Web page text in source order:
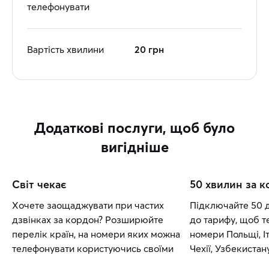
телефонувати
Вартість хвилини 20 грн
Додаткові послуги, щоб було
вигідніше
Світ чекає
Хочете заощаджувати при частих
дзвінках за кордон? Розширюйте
перелік країн, на номери яких можна
телефонувати користуючись своїми
50 хвилин за
Підключайте 50
до тарифу, щоб
номери Польщі,
Чехії,